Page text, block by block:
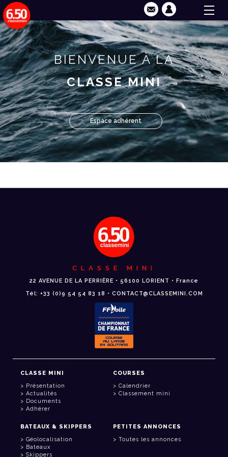
BIENVENUE À LA
CLASSE MINI
Espace adhérent
CLASSE MINI
22 AVENUE DE LA PERRIÈRE • 56100 LORIENT • France
Tél: +33 (0)9 54 54 83 18 • CONTACT@CLASSEMINI.COM
CLASSE MINI
Présentation
Actualités
Documents
Adhérer
COURSES
Calendrier
Classement mini
BATEAUX & SKIPPERS
Géolocalisation
Bateaux
Skippers
PETITES ANNONCES
Toutes les annonces